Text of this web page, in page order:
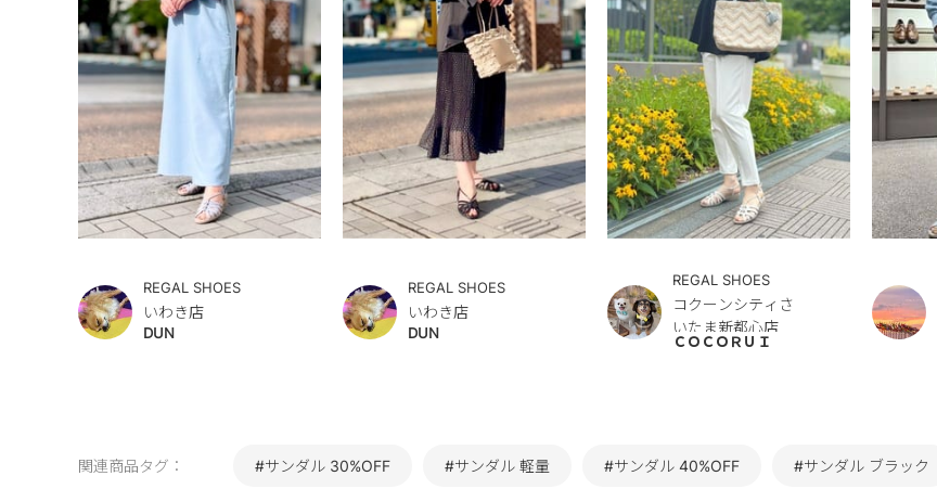
REGAL SHOES
いわき店
DUN
REGAL SHOES
いわき店
DUN
REGAL SHOES
コクーンシティさ
いたま新都心店
ＣＯＣＯＲＵＩ
関連商品タグ： #サンダル 30%OFF #サンダル 軽量 #サンダル 40%OFF #サンダル ブラック